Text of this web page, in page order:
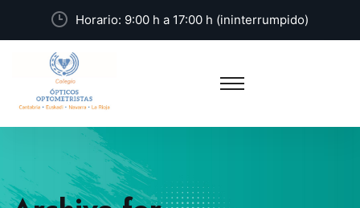
Horario: 9:00 h a 17:00 h (ininterrumpido)